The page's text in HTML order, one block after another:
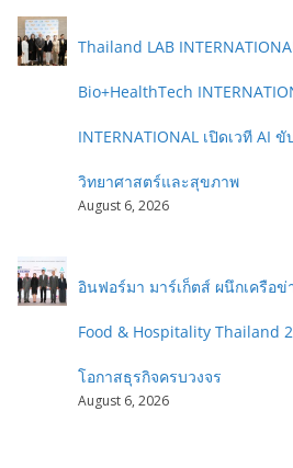
Thailand LAB
Bio+HealthTech
INTERNATIONAL เปิดเวที AI
วิทยาศาสตร์และสุขภาพ
August 6, 2026
อินฟอร์มา มาร์เก็ตส์ ผนึกเครือข่
Food & Hospitality Thailand
โอกาสธุรกิจครบวงจร
August 6, 2026